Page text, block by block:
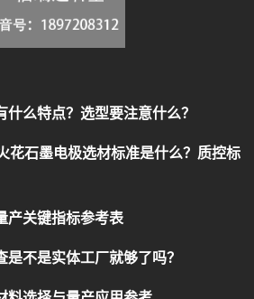
么特点？选型要注意什么？
花石墨电极选材标准是什么？质控标
产关键指标参考表
不是实体工厂就够了吗？